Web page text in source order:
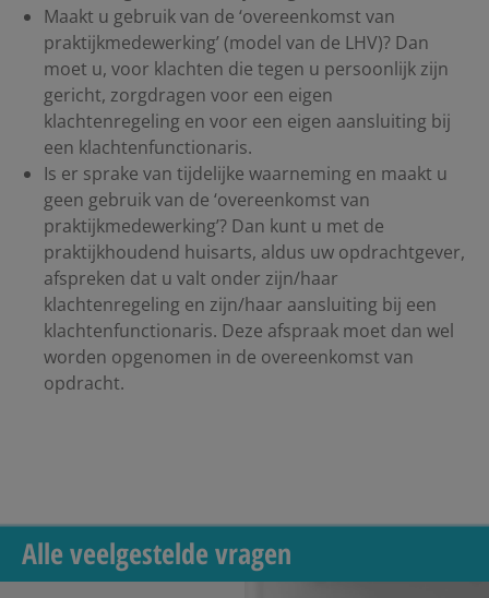
Maakt u gebruik van de ‘overeenkomst van
praktijkmedewerking’ (model van de LHV)? Dan
moet u, voor klachten die tegen u persoonlijk zijn
gericht, zorgdragen voor een eigen
klachtenregeling en voor een eigen aansluiting bij
een klachtenfunctionaris.
Is er sprake van tijdelijke waarneming en maakt u
geen gebruik van de ‘overeenkomst van
praktijkmedewerking’? Dan kunt u met de
praktijkhoudend huisarts, aldus uw opdrachtgever,
afspreken dat u valt onder zijn/haar
klachtenregeling en zijn/haar aansluiting bij een
klachtenfunctionaris. Deze afspraak moet dan wel
worden opgenomen in de overeenkomst van
opdracht.
Alle veelgestelde vragen